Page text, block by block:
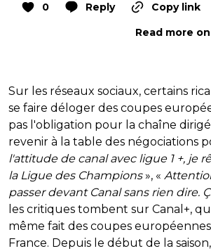
0 Reply
Copy link
Read more on
Sur les réseaux sociaux, certains
se faire déloger des coupes
pas l'obligation pour la chaîne
revenir à la table des négociations
l'attitude de canal avec ligue 1 +, je
la Ligue des Champions», «
passer devant Canal sans rien dire.
les critiques tombent sur Canal+,
même fait des coupes
France. Depuis le début de la